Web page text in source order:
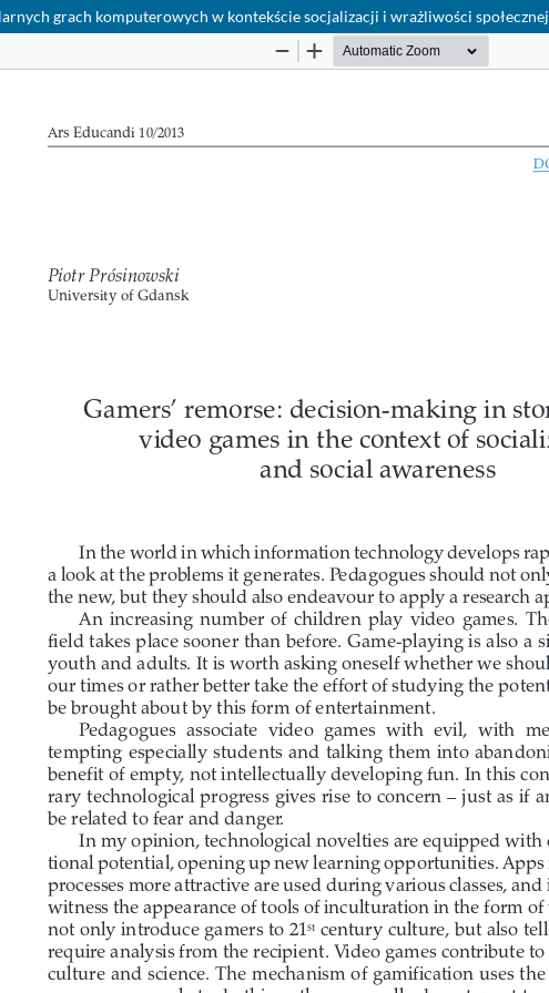
grach komputerowych w kontekście socjalizacji i wrażliwości społecznej